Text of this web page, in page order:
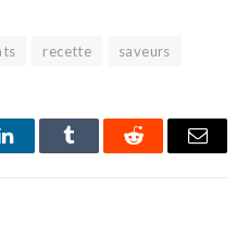
recette saveurs
LinkedInTumblr Reddit
E-